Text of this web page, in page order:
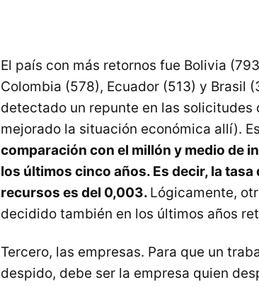
El país con más retornos fue Bolivia
Colombia (578), Ecuador (513) y Brasil
detectado un repunte en las
mejorado la situación económica allí).
comparación con el millón y medio de
los últimos cinco años. Es decir, la
recursos es del 0,003. Lógicamente,
decidido también en los últimos años
Tercero, las empresas. Para que un
despido, debe ser la empresa quien